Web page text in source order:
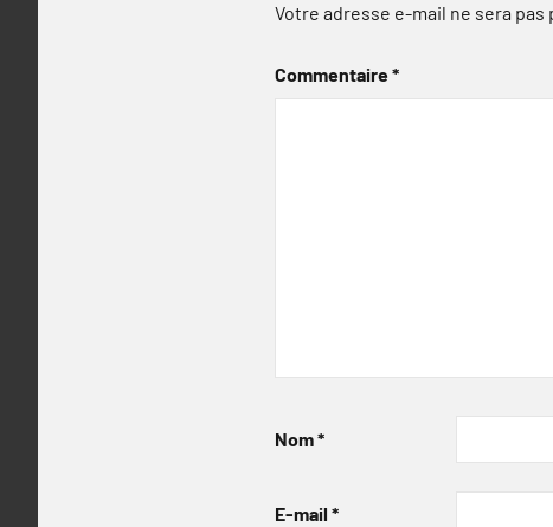
Votre adresse e-mail ne sera pas
Commentaire*
Nom*
E-mail *